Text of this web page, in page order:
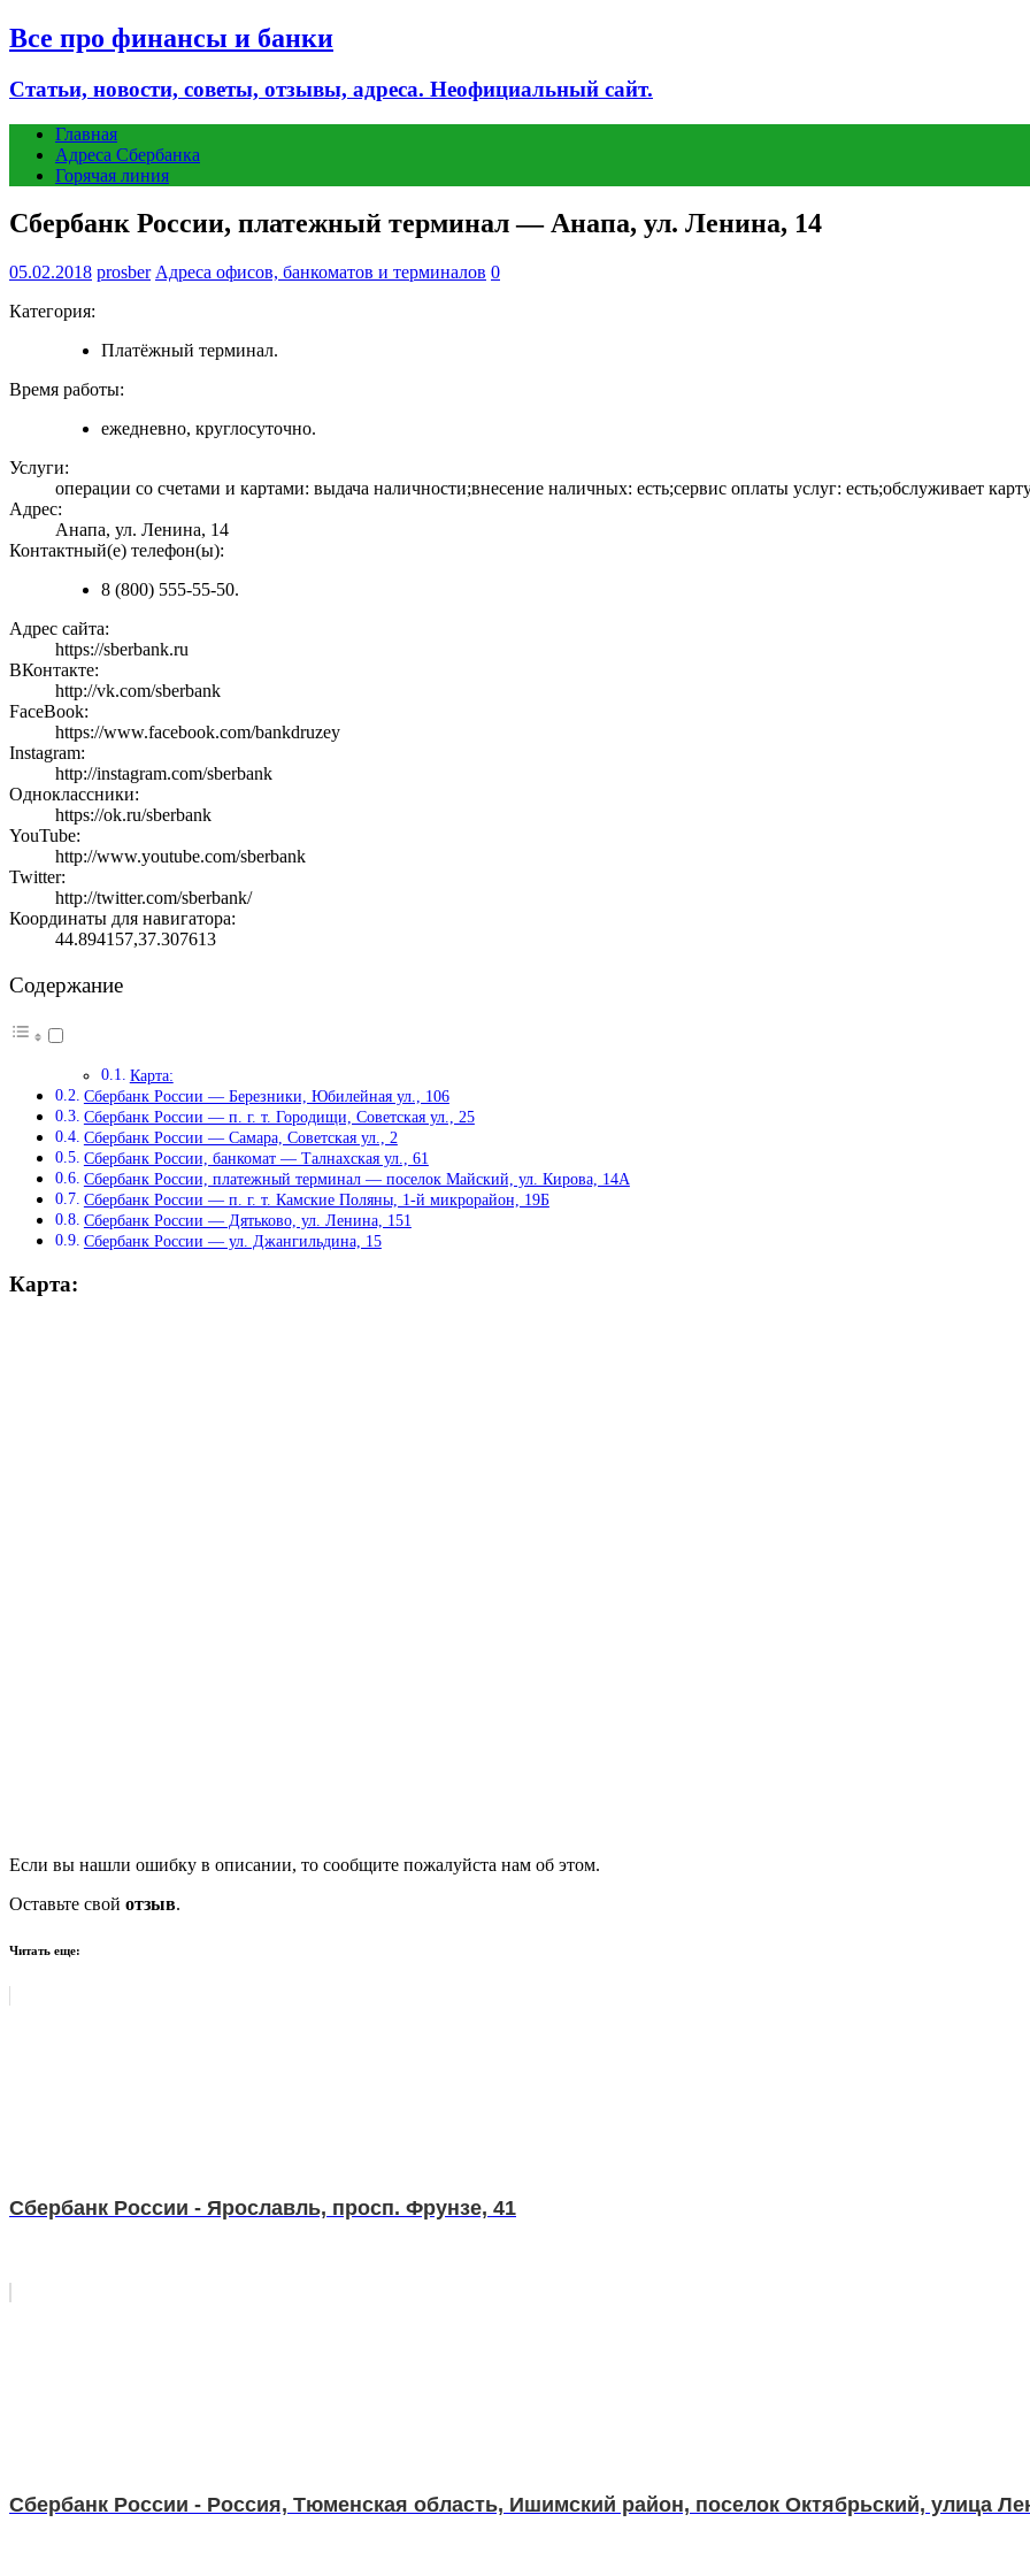
Все про финансы и банки
Статьи, новости, советы, отзывы, адреса. Неофициальный сайт.
Главная
Адреса Сбербанка
Горячая линия
Сбербанк России, платежный терминал — Анапа, ул. Ленина, 14
05.02.2018 prosber Адреса офисов, банкоматов и терминалов 0
Категория:
Платёжный терминал.
Время работы:
ежедневно, круглосуточно.
Услуги:
операции со счетами и картами: выдача наличности;внесение наличных: есть;сервис оплаты услуг: есть;обслуживает
Адрес:
Анапа, ул. Ленина, 14
Контактный(е) телефон(ы):
8 (800) 555-55-50.
Адрес сайта:
https://sberbank.ru
ВКонтакте:
http://vk.com/sberbank
FaceBook:
https://www.facebook.com/bankdruzey
Instagram:
http://instagram.com/sberbank
Одноклассники:
https://ok.ru/sberbank
YouTube:
http://www.youtube.com/sberbank
Twitter:
http://twitter.com/sberbank/
Координаты для навигатора:
44.894157,37.307613
Содержание
Карта:
Сбербанк России — Березники, Юбилейная ул., 106
Сбербанк России — п. г. т. Городищи, Советская ул., 25
Сбербанк России — Самара, Советская ул., 2
Сбербанк России, банкомат — Талнахская ул., 61
Сбербанк России, платежный терминал — поселок Майский, ул. Кирова, 14А
Сбербанк России — п. г. т. Камские Поляны, 1-й микрорайон, 19Б
Сбербанк России — Дятьково, ул. Ленина, 151
Сбербанк России — ул. Джангильдина, 15
Карта:
Если вы нашли ошибку в описании, то сообщите пожалуйста нам об этом.
Оставьте свой отзыв.
Читать еще:
Сбербанк России - Ярославль, просп. Фрунзе, 41
Сбербанк России - Россия, Тюменская область, Ишимский район, поселок Октябрьский, улица